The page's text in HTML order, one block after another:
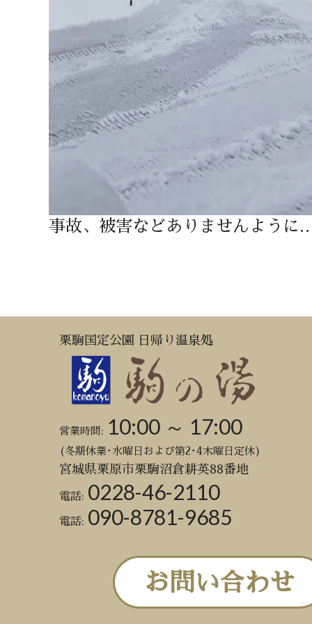
事故、被害などありませんように
栗駒国定公園 日帰り温泉処
営業時間: 10:00 ～ 17:00
(冬期休業･水曜日および第2･4木曜日定休)
宮城県栗原市栗駒沼倉耕英88番地
電話: 0228-46-2110
電話: 090-8781-9685
お問い合わせ